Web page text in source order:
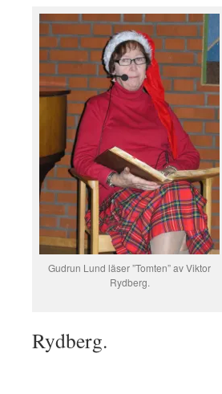
Gudrun Lund läser ”Tomten” av Viktor
Rydberg.
Rydberg.